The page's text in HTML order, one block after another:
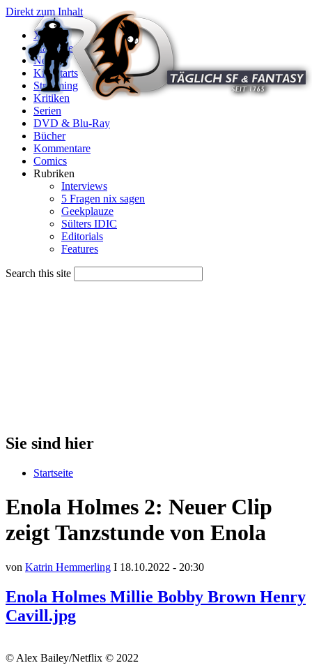
Direkt zum Inhalt
X
Startseite
News
Kinostarts
Streaming
Kritiken
Serien
DVD & Blu-Ray
Bücher
Kommentare
Comics
Rubriken
Interviews
5 Fragen nix sagen
Geekplauze
Sülters IDIC
Editorials
Features
Search this site
Sie sind hier
Startseite
Enola Holmes 2: Neuer Clip
zeigt Tanzstunde von Enola
von Katrin Hemmerling I 18.10.2022 - 20:30
Enola Holmes Millie Bobby Brown Henry
Cavill.jpg
© Alex Bailey/Netflix © 2022